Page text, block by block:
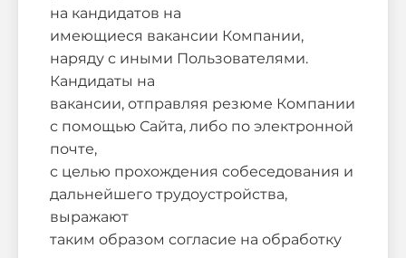
на кандидатов на
имеющиеся вакансии Компании,
наряду с иными Пользователями.
Кандидаты на
вакансии, отправляя резюме Компании
с помощью Сайта, либо по электронной
почте,
с целью прохождения собеседования и
дальнейшего трудоустройства,
выражают
таким образом согласие на обработку